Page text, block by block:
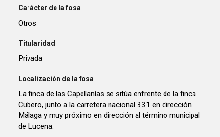
Carácter de la fosa
Otros
Titularidad
Privada
Localización de la fosa
La finca de las Capellanías se sitúa enfrente de la finca
Cubero, junto a la carretera nacional 331 en dirección
Málaga y muy próximo en dirección al término municipal
de Lucena.